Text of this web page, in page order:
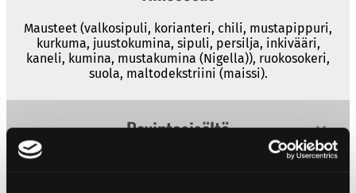
Mausteet (valkosipuli, korianteri, chili, mustapippuri,
kurkuma, juustokumina, sipuli, persilja, inkivääri,
kaneli, kumina, mustakumina (Nigella)), ruokosokeri,
suola, maltodekstriini (maissi).
Ravintosisältö